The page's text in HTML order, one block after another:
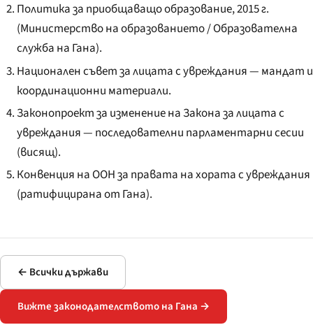
Политика за приобщаващо образование, 2015 г.
(Министерство на образованието / Образователна
служба на Гана).
Национален съвет за лицата с увреждания — мандат и
координационни материали.
Законопроект за изменение на Закона за лицата с
увреждания — последователни парламентарни сесии
(висящ).
Конвенция на ООН за правата на хората с увреждания
(ратифицирана от Гана).
← Всички държави
Вижте законодателството на Гана →